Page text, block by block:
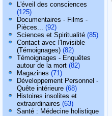
L'éveil des consciences
(125)
Documentaires - Films -
Pièces... (92)
Sciences et Spiritualité (85)
Contact avec l'Invisible
(Témoignages) (82)
Témoignages - Enquêtes
autour de la mort (82)
Magazines (71)
Développement Personnel -
Quête intérieure (68)
Histoires insolites et
extraordinaires (63)
Santé : Médecine holistique